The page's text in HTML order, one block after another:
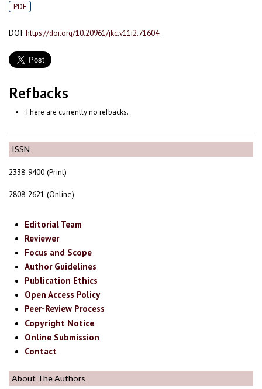
ISSN
2338-9400 (Print)
2808-2621 (Online)
Editorial Team
Reviewer
Focus and Scope
Author Guidelines
Publication Ethics
Open Access Policy
Peer-Review Process
Copyright Notice
Online Submission
Contact
About The Authors
PDF
DOI: https://doi.org/10.20961/jkc.v11i2.71604
Refbacks
There are currently no refbacks.